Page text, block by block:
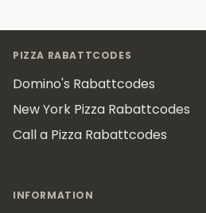
PIZZA RABATTCODES
Domino's Rabattcodes
New York Pizza Rabattcodes
Call a Pizza Rabattcodes
INFORMATION